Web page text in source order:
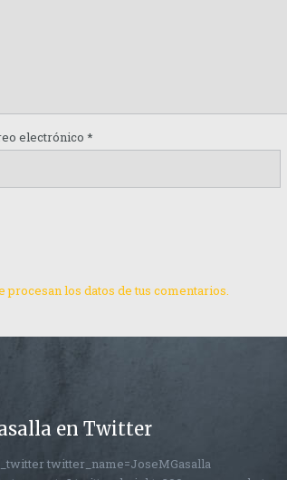
electrónico *
procesan los datos de tus comentarios.
en Twitter
twitter_name=JoseMGasalla